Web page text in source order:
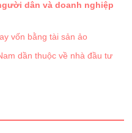
dân và doanh nghiệp
vốn bằng tài sản ảo
dần thuộc về nhà đầu tư